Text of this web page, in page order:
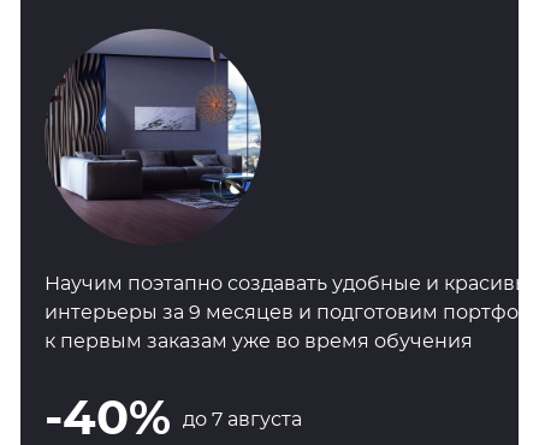
Научим поэтапно создавать удобные и
интерьеры за 9 месяцев и подготовим
к первым заказам уже во время обучения
-40% до 7 августа